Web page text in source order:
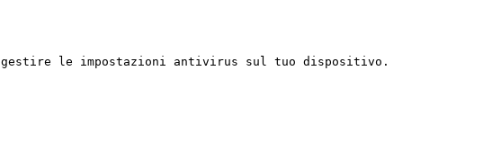
gestire le impostazioni antivirus sul tuo dispositivo.